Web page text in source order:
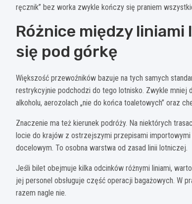
ręcznik” bez worka zwykle kończy się praniem
Różnice między
się pod górkę
Większość przewoźników bazuje na tych samych
restrykcyjnie podchodzi do tego lotnisko. Zwykle
alkoholu, aerozolach „nie do końca toaletowych” oraz
Znaczenie ma też kierunek podróży. Na niektórych
locie do krajów z ostrzejszymi przepisami
docelowym. To osobna warstwa od zasad linii lotniczej.
Jeśli bilet obejmuje kilka odcinków różnymi liniami,
jej personel obsługuje część operacji bagażowych. W
razem nagle nie.